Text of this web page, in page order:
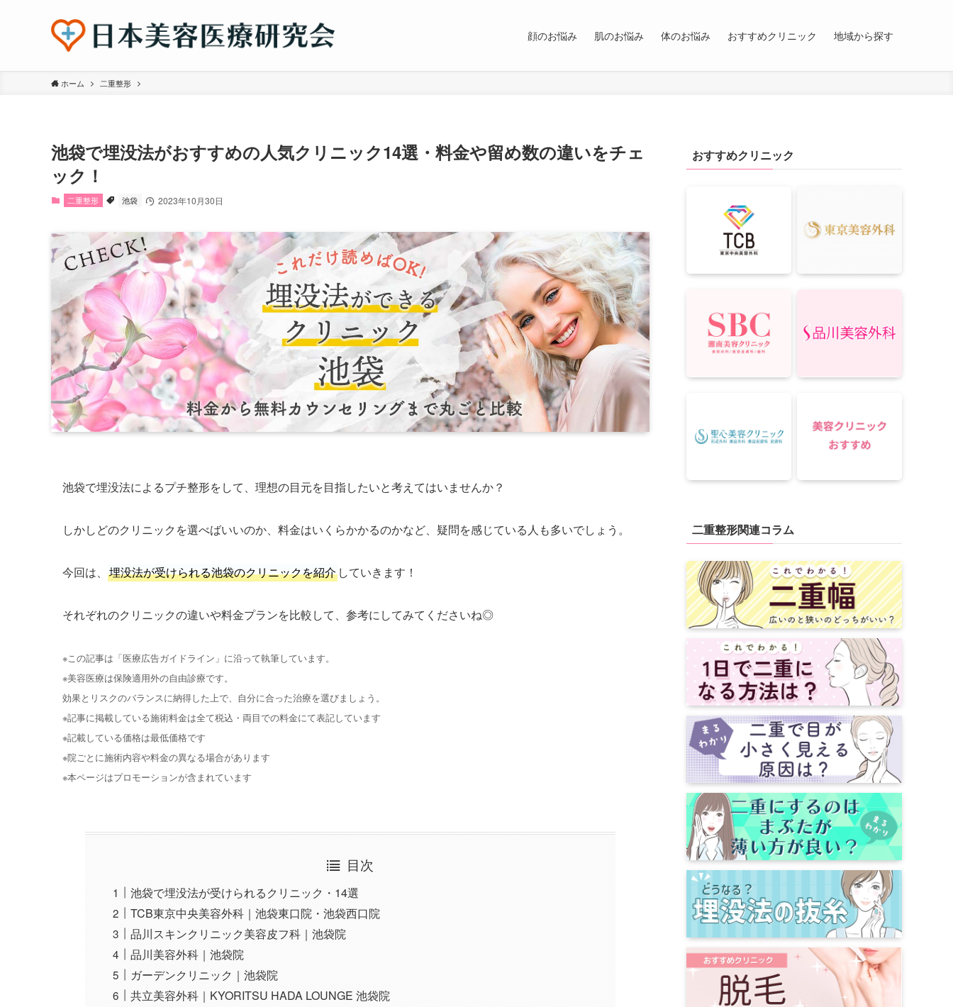
顔のお悩み 肌のお悩み 体のお悩み おすすめクリニック 地域から探す
ホーム 二重整形
池袋で埋没法がおすすめの人気クリニック14選・料金や留め数の違いをチェ
ック！
二重整形 池袋 2023年10月30日
池袋で埋没法によるプチ整形をして、理想の目元を目指したいと考えてはいませんか？
しかしどのクリニックを選べばいいのか、料金はいくらかかるのかなど、疑問を感じている人も多いでしょう。
今回は、 埋没法が受けられる池袋のクリニックを紹介 していきます！
それぞれのクリニックの違いや料金プランを比較して、参考にしてみてくださいね◎
※この記事は「医療広告ガイドライン」に沿って執筆しています。
※美容医療は保険適用外の自由診療です。
効果とリスクのバランスに納得した上で、自分に合った治療を選びましょう。
※記事に掲載している施術料金は全て税込・両目での料金にて表記しています
※記載している価格は最低価格です
※院ごとに施術内容や料金の異なる場合があります
※本ページはプロモーションが含まれています
目次
池袋で埋没法が受けられるクリニック・14選
TCB東京中央美容外科｜池袋東口院・池袋西口院
品川スキンクリニック美容皮フ科｜池袋院
品川美容外科｜池袋院
ガーデンクリニック｜池袋院
共立美容外科｜KYORITSU HADA LOUNGE 池袋院
おすすめクリニック
二重整形関連コラム